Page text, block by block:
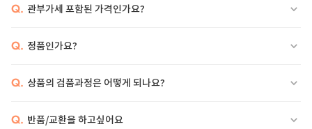
Q. 관부가세 포함된 가격인가요?
Q. 정품인가요?
Q. 상품의 검품과정은 어떻게 되나요?
Q. 반품/교환을 하고싶어요